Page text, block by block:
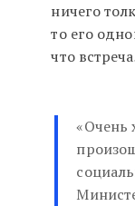
ничего
то его
что
«Очень